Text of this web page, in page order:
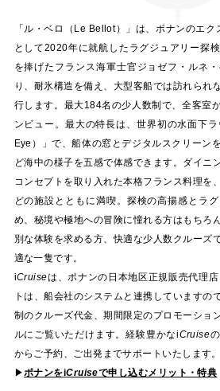
「ル・ベロ（Le Bellot）」は、ポナンのエ
として2020年に就航したラグジュアリー探
を捧げたフランス海軍士官ジョゼフ・ルネ
り、耐氷構造を備え、大型客船では訪れられ
行します。最大184名の少人数制で、全客室
ンビュー。最大の特長は、世界初の水面下
Eye）」で、船体の窓とデジタルスクリーン
ど海中の様子を五感で体感できます。ダイニ
コンセプトを取り入れた本格フランス料理を
どの施設とともに満喫。探検の高揚感とラ
め、秘境や極地への冒険に憧れる方はもちろ
別な体験を求める方、快適な少人数クルーズ
適な一隻です。
iCruiseは、ポナンの日本地区正規販売代理
トは、船会社のシステムと連携していますの
制のクルーズ代金、期間限定のプロモーショ
ルにご覧いただけます。経験豊かなiCruise
からご予約、ご出発までサポートいたします。
▶ポナンをiCruiseで申し込むメリット・特典